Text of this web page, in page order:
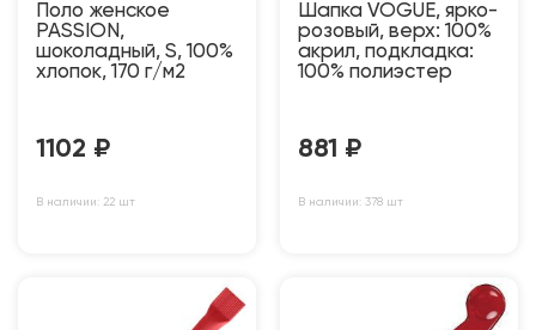
Поло женское
PASSION,
шоколадный, S, 100%
хлопок, 170 г/м2
1102 ₽
В наличии: 22 шт
Шапка VOGUE, ярко-
розовый, верх: 100%
акрил, подкладка:
100% полиэстер
881 ₽
В наличии: 378 шт